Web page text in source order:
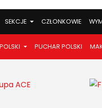
SEKCJE CZŁONKOWIE
PUCHAR POLSKI